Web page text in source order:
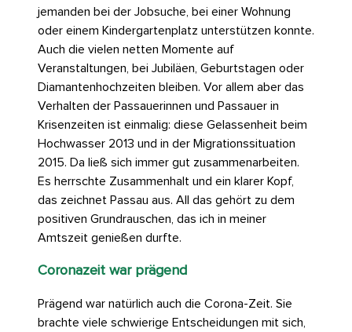
jemanden bei der Jobsuche, bei einer Wohnung
oder einem Kindergartenplatz unterstützen konnte.
Auch die vielen netten Momente auf
Veranstaltungen, bei Jubiläen, Geburtstagen oder
Diamantenhochzeiten bleiben. Vor allem aber das
Verhalten der Passauerinnen und Passauer in
Krisenzeiten ist einmalig: diese Gelassenheit beim
Hochwasser 2013 und in der Migrationssituation
2015. Da ließ sich immer gut zusammenarbeiten.
Es herrschte Zusammenhalt und ein klarer Kopf,
das zeichnet Passau aus. All das gehört zu dem
positiven Grundrauschen, das ich in meiner
Amtszeit genießen durfte.
Coronazeit war prägend
Prägend war natürlich auch die Corona-Zeit. Sie
brachte viele schwierige Entscheidungen mit sich,